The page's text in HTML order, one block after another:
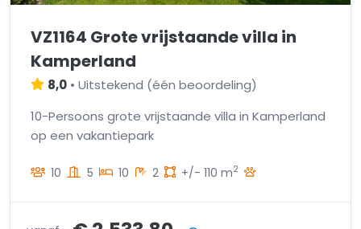
VZ1164 Grote vrijstaande villa in
Kamperland
8,0 • Uitstekend (één beoordeling)
10-Persoons grote vrijstaande villa in Kamperland
op een vakantiepark
10 5 10 2 +/- 110 m2